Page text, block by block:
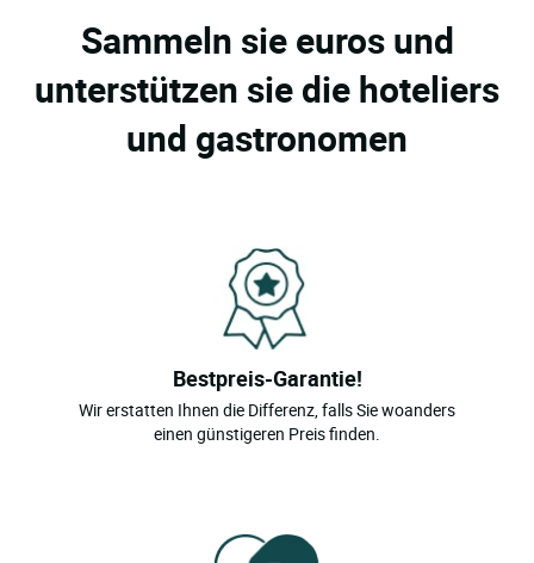
Sammeln sie euros und
unterstützen sie die hoteliers
und gastronomen
Bestpreis-Garantie!
Wir erstatten Ihnen die Differenz, falls Sie woanders
einen günstigeren Preis finden.